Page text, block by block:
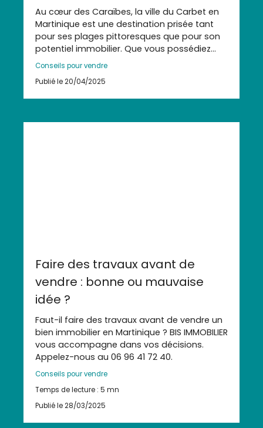
Au cœur des Caraïbes, la ville du Carbet en
Martinique est une destination prisée tant
pour ses plages pittoresques que pour son
potentiel immobilier. Que vous possédiez
une maison typique ou un appartement
moderne, il est essentiel de connaître la
valeur de votre bien immobilier avant de le
mettre sur le marché. L'estimation
vendre au meilleur prix et attirer les
Conseils pour vendre
Publié le 20/04/2025
Faire des travaux avant de
vendre : bonne ou mauvaise
idée ?
Faut-il faire des travaux avant de vendre un
bien immobilier en Martinique ? BIS IMMOBILIER
vous accompagne dans vos décisions.
Appelez-nous au 06 96 41 72 40.
Conseils pour vendre
Temps de lecture : 5 mn
Publié le 28/03/2025